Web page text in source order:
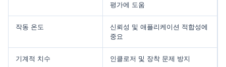
평가에 도움
작동 온도
신뢰성 및 애플리케이션 적합성에
중요
기계적 치수 인클로저 및 장착 문제 방지